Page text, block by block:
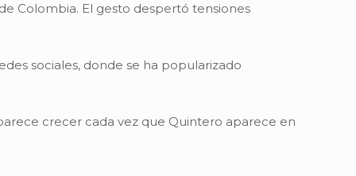
Colombia. El gesto despertó tensiones
sociales, donde se ha popularizado
crecer cada vez que Quintero aparece en